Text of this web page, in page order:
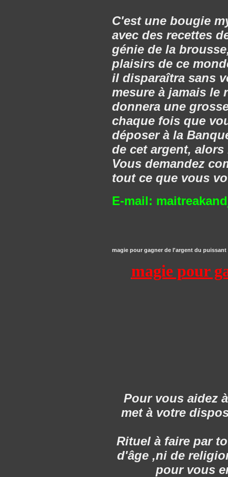
C'est une bougie
avec des recettes
génie de la
plaisirs de ce
il disparaîtra sans
mesure à jamais le
donnera une
chaque fois que
déposer à la
de cet argent,
Vous demandez
tout ce que vous
E-mail:
magie pour gagner de l'argent du puissant
magie pour
Pour vous aidez
met à votre
Rituel à faire par
d'âge ,ni de
pour vous